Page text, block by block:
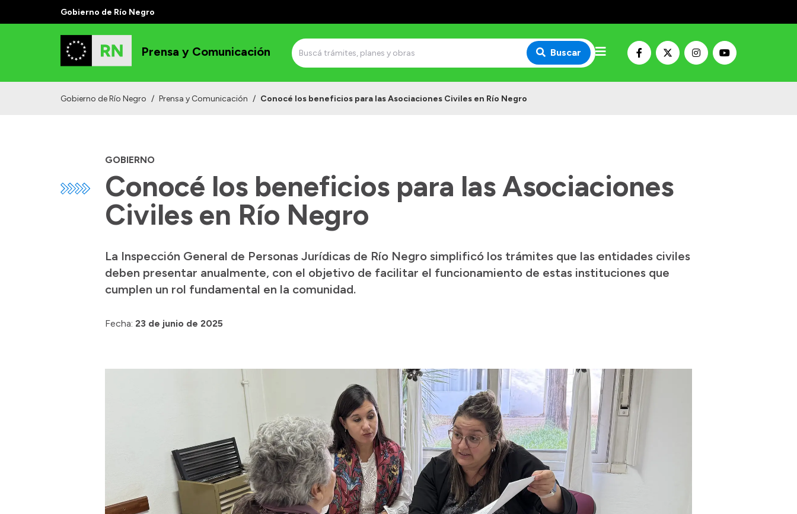
Gobierno de Río Negro
Prensa y Comunicación Buscar
Gobierno de Río Negro / Prensa y Comunicación / Conocé los beneficios para las Asociaciones Civiles en Río Negro
GOBIERNO
Conocé los beneficios para las Asociaciones
Civiles en Río Negro
La Inspección General de Personas Jurídicas de Río Negro simplificó los trámites que las entidades civiles
deben presentar anualmente, con el objetivo de facilitar el funcionamiento de estas instituciones que
cumplen un rol fundamental en la comunidad.
Fecha: 23 de junio de 2025